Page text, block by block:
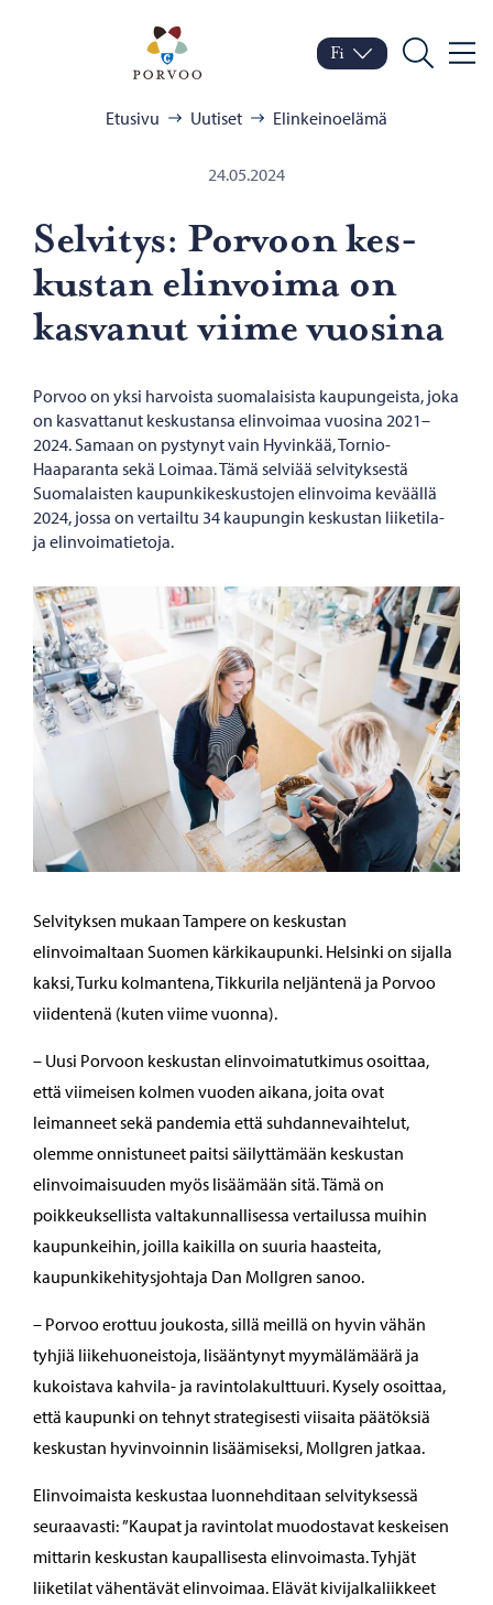
Porvoo – Siirry
Vaihda kieltä
Nykyinen kieli: Suomi
Fi
Hae
Etusivu Uutiset Elinkeinoelämä
24.05.2024
Sel­vi­tys: Por­voon kes­
kus­tan elin­voi­ma on
kas­va­nut viime vuo­si­na
Porvoo on yksi harvoista suomalaisista kaupungeista, joka
on kasvattanut keskustansa elinvoimaa vuosina 2021–
2024. Samaan on pystynyt vain Hyvinkää, Tornio-
Haaparanta sekä Loimaa. Tämä selviää selvityksestä
Suomalaisten kaupunkikeskustojen elinvoima keväällä
2024, jossa on vertailtu 34 kaupungin keskustan liiketila-
ja elinvoimatietoja.
Selvityksen mukaan Tampere on keskustan
elinvoimaltaan Suomen kärkikaupunki. Helsinki on sijalla
kaksi, Turku kolmantena, Tikkurila neljäntenä ja Porvoo
viidentenä (kuten viime vuonna).
– Uusi Porvoon keskustan elinvoimatutkimus osoittaa,
että viimeisen kolmen vuoden aikana, joita ovat
leimanneet sekä pandemia että suhdannevaihtelut,
olemme onnistuneet paitsi säilyttämään keskustan
elinvoimaisuuden myös lisäämään sitä. Tämä on
poikkeuksellista valtakunnallisessa vertailussa muihin
kaupunkeihin, joilla kaikilla on suuria haasteita,
kaupunkikehitysjohtaja Dan Mollgren sanoo.
– Porvoo erottuu joukosta, sillä meillä on hyvin vähän
tyhjiä liikehuoneistoja, lisääntynyt myymälämäärä ja
kukoistava kahvila- ja ravintolakulttuuri. Kysely osoittaa,
että kaupunki on tehnyt strategisesti viisaita päätöksiä
keskustan hyvinvoinnin lisäämiseksi, Mollgren jatkaa.
Elinvoimaista keskustaa luonnehditaan selvityksessä
seuraavasti: ”Kaupat ja ravintolat muodostavat keskeisen
mittarin keskustan kaupallisesta elinvoimasta. Tyhjät
liiketilat vähentävät elinvoimaa. Elävät kivijalkaliikkeet